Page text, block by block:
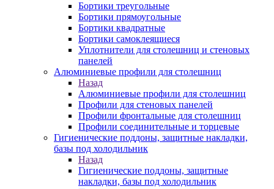
Бортики треугольные
Бортики прямоугольные
Бортики квадратные
Бортики самоклеящиеся
Уплотнители для столешниц и стеновых
панелей
Алюминиевые профили для столешниц
Назад
Алюминиевые профили для столешниц
Профили для стеновых панелей
Профили фронтальные для столешниц
Профили соединительные и торцевые
Гигиенические поддоны, защитные накладки,
базы под холодильник
Назад
Гигиенические поддоны, защитные
накладки, базы под холодильник